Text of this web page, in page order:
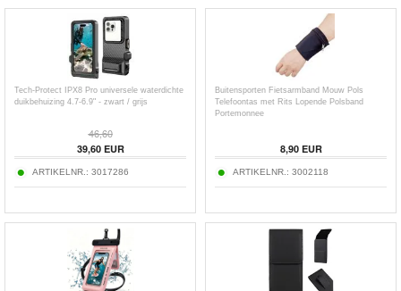
Tech-Protect IPX8 Pro universele waterdichte
duikbehuizing 4.7-6.9" - zwart / grijs
46,60
39,60EUR
ARTIKELNR.: 3017286
Buitensporten Fietsarmband Mouw Pols
Telefoontas met Rits Lopende Polsband
Portemonnee
8,90EUR
ARTIKELNR.: 3002118